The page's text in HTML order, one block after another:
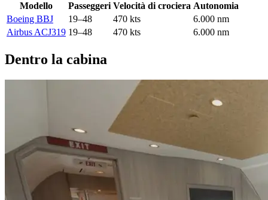
Modello Passeggeri Velocità di crociera Autonomia
Boeing BBJ
19–48 470 kts
6.000 nm
Airbus ACJ319 19–48 470 kts 6.000 nm
Dentro la cabina